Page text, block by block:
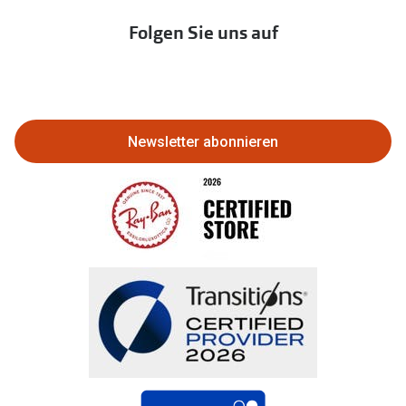
Immobilien anbieten
Abo kündigen
Bestellung widerrufen
Folgen Sie uns auf
Newsletter abonnieren